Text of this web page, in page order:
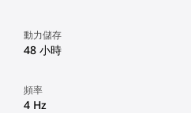
動力儲存
48 小時
頻率
4 Hz